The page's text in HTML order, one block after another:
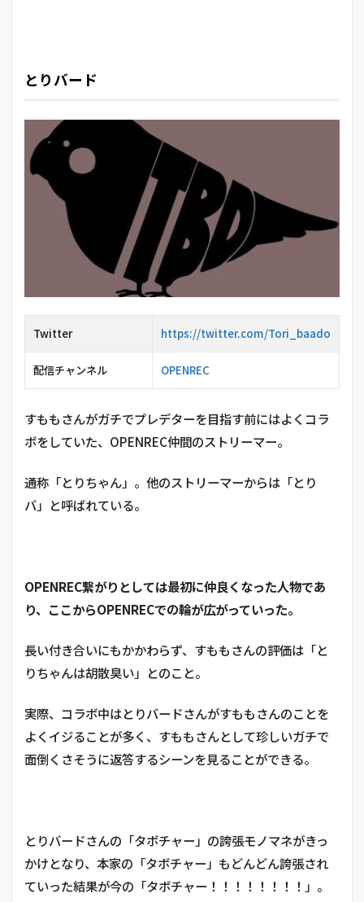
とりバード
Twitter https://twitter.com/Tori_baado
配信チャンネル OPENREC
すももさんがガチでプレデターを目指す前にはよくコラ
ボをしていた、OPENREC仲間のストリーマー。
通称「とりちゃん」。他のストリーマーからは「とり
バ」と呼ばれている。
OPENREC繋がりとしては最初に仲良くなった人物であ
り、ここからOPENRECでの輪が広がっていった。
長い付き合いにもかかわらず、すももさんの評価は「と
りちゃんは胡散臭い」とのこと。
実際、コラボ中はとりバードさんがすももさんのことを
よくイジることが多く、すももさんとして珍しいガチで
面倒くさそうに返答するシーンを見ることができる。
とりバードさんの「タボチャー」の誇張モノマネがきっ
かけとなり、本家の「タボチャー」もどんどん誇張され
ていった結果が今の「タボチャー！！！！！！！！」。